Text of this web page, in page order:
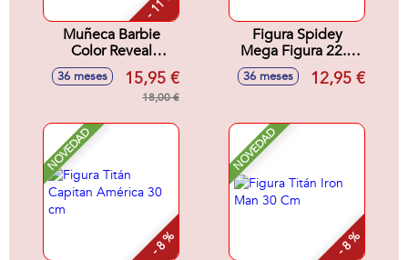
Muñeca Barbie
Color Reveal
Sirenas 32x8x8 cm
36 meses 15,95 €
18,00 €
Figura Spidey
Mega Figura 22.8
cm
36 meses 12,95 €
NOVEDAD
- 8 %
NOVEDAD
- 8 %